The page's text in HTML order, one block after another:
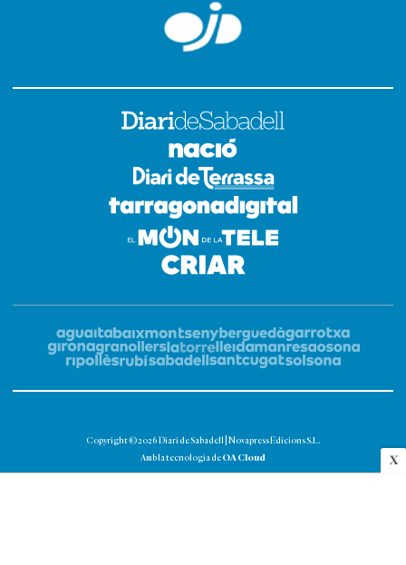
X
Copyright © 2026 Diari de Sabadell | Novapress Edicions S.L.
Amb la tecnologia de OA Cloud